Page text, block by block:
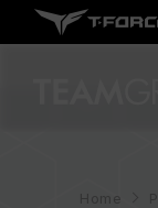
Home